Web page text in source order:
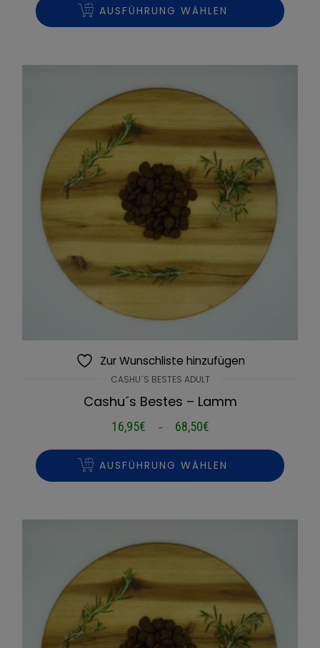
bis
AUSFÜHRUNG WÄHLEN
Zur Wunschliste hinzufügen
CASHU´S BESTES ADULT
Cashu´s Bestes – Lamm
16,95€ – 68,50€
bis
AUSFÜHRUNG WÄHLEN